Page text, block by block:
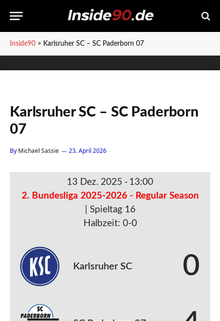
Inside90 > Karlsruher SC – SC Paderborn 07
Karlsruher SC – SC Paderborn
07
By Michael Sassie 23. April 2026
13 Dez. 2025 - 13:00
2. Bundesliga 2025-2026 - Regular Season
| Spieltag 16
Halbzeit: 0-0
Karlsruher SC 0